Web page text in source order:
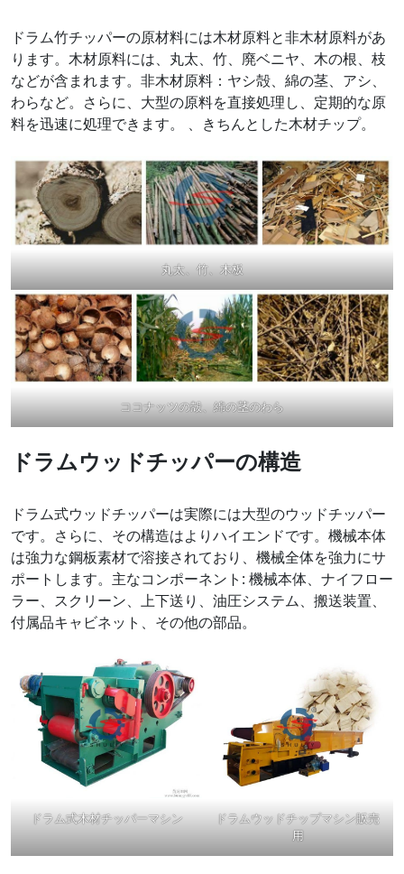
ドラム竹チッパーの原材料には木材原料と非木材原料があ
ります。木材原料には、丸太、竹、廃ベニヤ、木の根、枝
などが含まれます。非木材原料：ヤシ殻、綿の茎、アシ、
わらなど。さらに、大型の原料を直接処理し、定期的な原
料を迅速に処理できます。 、きちんとした木材チップ。
丸太、竹、木板
ココナッツの殻、綿の茎のわら
ドラムウッドチッパーの構造
ドラム式ウッドチッパーは実際には大型のウッドチッパー
です。さらに、その構造はよりハイエンドです。機械本体
は強力な鋼板素材で溶接されており、機械全体を強力にサ
ポートします。主なコンポーネント: 機械本体、ナイフロー
ラー、スクリーン、上下送り、油圧システム、搬送装置、
付属品キャビネット、その他の部品。
ドラム式木材チッパーマシン
ドラムウッドチップマシン販売
用